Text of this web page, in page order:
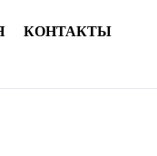
торговлю –
КОНТАКТЫ